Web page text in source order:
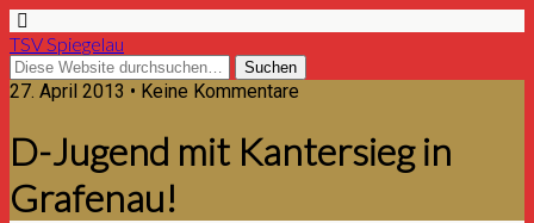
TSV Spiegelau
27. April 2013 • Keine Kommentare
D-Jugend mit Kantersieg in
Grafenau!